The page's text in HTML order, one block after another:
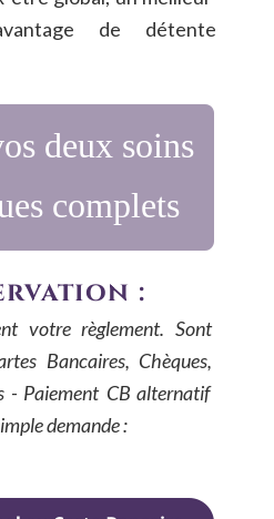
de
détente
deux soins
complets
:
votre règlement. Sont
Bancaires, Chèques,
- Paiement CB alternatif
demande :